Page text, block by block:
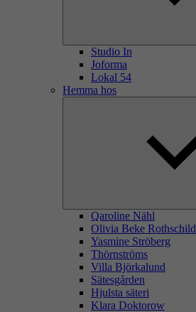
Studio In
Joforma
Lokal 54
Hemma hos
Qaroline Nähl
Olivia Beke Rothschild
Yasmine Ströberg
Thörnströms
Villa Björkalund
Sätesgården
Hjulsta säteri
Klara Doktorow